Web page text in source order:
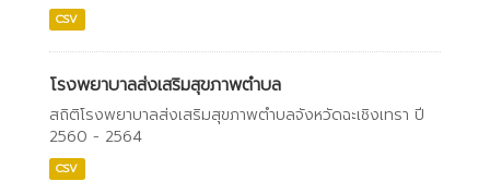
CSV
โรงพยาบาลส่งเสริมสุขภาพตำบล
สถิติโรงพยาบาลส่งเสริมสุขภาพตำบลจังหวัดฉะเชิงเทรา ปี
2560 - 2564
CSV